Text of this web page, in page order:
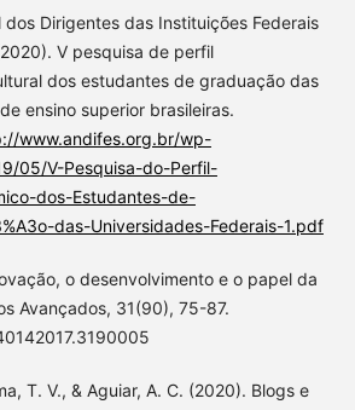
Dirigentes das Instituições Federais
V pesquisa de perfil
dos estudantes de graduação das
ensino superior brasileiras.
www.andifes.org.br/wp-
05/V-Pesquisa-do-Perfil-
dos-Estudantes-de-
das-Universidades-Federais-1.pdf
o desenvolvimento e o papel da
Avançados, 31(90), 75-87.
T. V., & Aguiar, A. C. (2020). Blogs e